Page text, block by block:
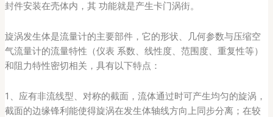
封件安装在壳体内，其 功能就是产生卡门涡街。
旋涡发生体是流量计的主要部件，它的形状、几何参数与压缩空
气流量计的流量特性（仪表 系数、线性度、范围度、重复性等）
和阻力特性密切相关，具有以下特点：
1、应有非流线型、对称的截面，流体通过时可产生均匀的旋涡，
截面的边缘锋利能使得旋涡在发生体轴线方向上同步分离；在较